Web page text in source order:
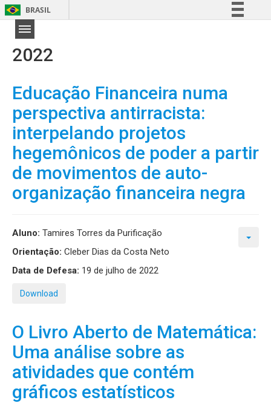
BRASIL
Legislação
Canais
2022
Educação Financeira numa
perspectiva antirracista:
interpelando projetos
hegemônicos de poder a partir
de movimentos de auto-
organização financeira negra
Aluno: Tamires Torres da Purificação
Orientação: Cleber Dias da Costa Neto
Data de Defesa: 19 de julho de 2022
Download
O Livro Aberto de Matemática:
Uma análise sobre as
atividades que contém
gráficos estatísticos